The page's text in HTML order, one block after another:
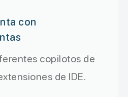
con
copilotos de
de IDE.